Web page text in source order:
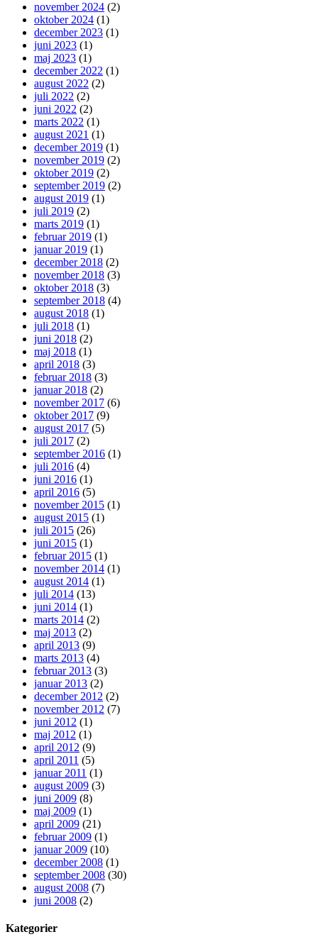
november 2024 (2)
oktober 2024 (1)
december 2023 (1)
juni 2023 (1)
maj 2023 (1)
december 2022 (1)
august 2022 (2)
juli 2022 (2)
juni 2022 (2)
marts 2022 (1)
august 2021 (1)
december 2019 (1)
november 2019 (2)
oktober 2019 (2)
september 2019 (2)
august 2019 (1)
juli 2019 (2)
marts 2019 (1)
februar 2019 (1)
januar 2019 (1)
december 2018 (2)
november 2018 (3)
oktober 2018 (3)
september 2018 (4)
august 2018 (1)
juli 2018 (1)
juni 2018 (2)
maj 2018 (1)
april 2018 (3)
februar 2018 (3)
januar 2018 (2)
november 2017 (6)
oktober 2017 (9)
august 2017 (5)
juli 2017 (2)
september 2016 (1)
juli 2016 (4)
juni 2016 (1)
april 2016 (5)
november 2015 (1)
august 2015 (1)
juli 2015 (26)
juni 2015 (1)
februar 2015 (1)
november 2014 (1)
august 2014 (1)
juli 2014 (13)
juni 2014 (1)
marts 2014 (2)
maj 2013 (2)
april 2013 (9)
marts 2013 (4)
februar 2013 (3)
januar 2013 (2)
december 2012 (2)
november 2012 (7)
juni 2012 (1)
maj 2012 (1)
april 2012 (9)
april 2011 (5)
januar 2011 (1)
august 2009 (3)
juni 2009 (8)
maj 2009 (1)
april 2009 (21)
februar 2009 (1)
januar 2009 (10)
december 2008 (1)
september 2008 (30)
august 2008 (7)
juni 2008 (2)
Kategorier